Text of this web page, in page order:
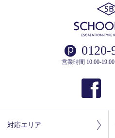
0120-
営業時間 10:00-
対応エリア